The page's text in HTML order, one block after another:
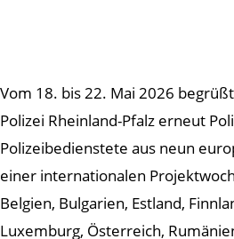
Vom 18. bis 22. Mai 2026
Polizei Rheinland-Pfalz erneut
Polizeibedienstete aus neun
einer internationalen
Belgien, Bulgarien, Estland,
Luxemburg, Österreich,